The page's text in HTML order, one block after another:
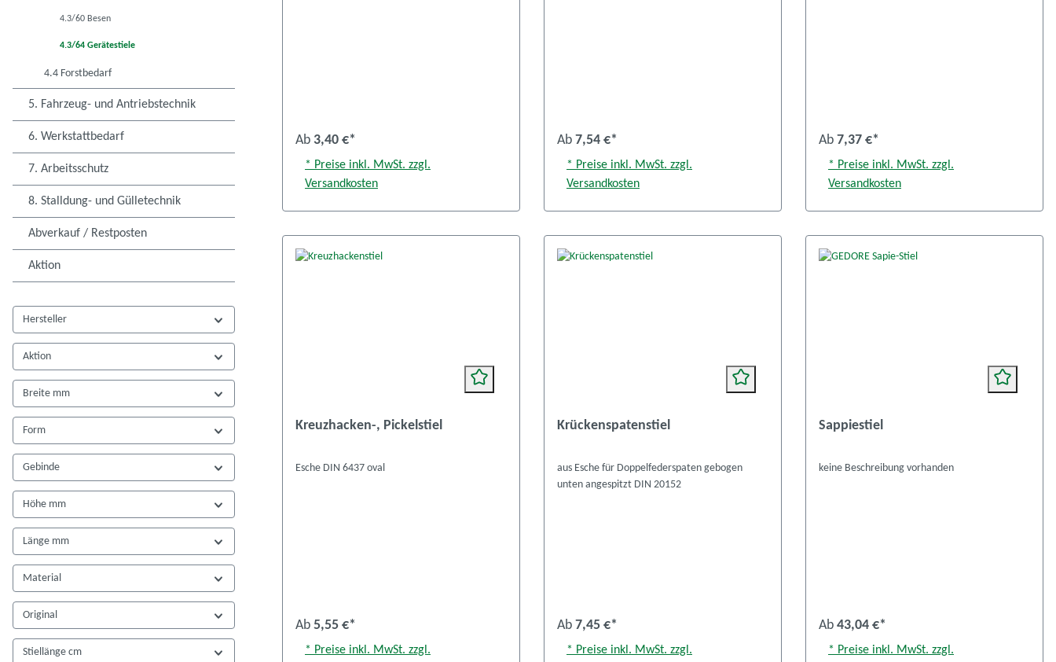
4.3/60 Besen
4.3/64 Gerätestiele
4.4 Forstbedarf
5. Fahrzeug- und Antriebstechnik
6. Werkstattbedarf
7. Arbeitsschutz
8. Stalldung- und Gülletechnik
Abverkauf / Restposten
Aktion
Hersteller
Aktion
Breite mm
Form
Gebinde
Höhe mm
Länge mm
Material
Original
Stiellänge cm
Ab 3,40 €*
* Preise inkl. MwSt. zzgl.
Versandkosten
Ab 7,54 €*
* Preise inkl. MwSt. zzgl.
Versandkosten
Ab 7,37 €*
* Preise inkl. MwSt. zzgl.
Versandkosten
Kreuzhacken-, Pickelstiel
Esche DIN 6437 oval
Ab 5,55 €*
* Preise inkl. MwSt. zzgl.
Krückenspatenstiel
aus Esche für Doppelfederspaten gebogen
unten angespitzt DIN 20152
Ab 7,45 €*
* Preise inkl. MwSt. zzgl.
Sappiestiel
keine Beschreibung vorhanden
Ab 43,04 €*
* Preise inkl. MwSt. zzgl.